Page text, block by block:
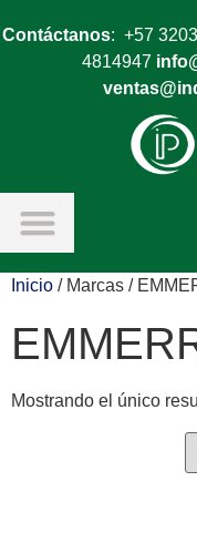
Contáctanos: +57
4814947
Inicio / Marcas /
Mostrando el único